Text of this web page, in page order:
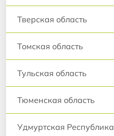
Тверская область
Томская область
Тульская область
Тюменская область
Удмуртская Республика